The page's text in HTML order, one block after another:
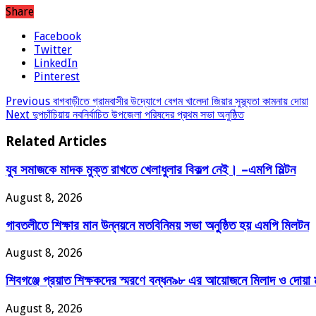
Share
Facebook
Twitter
LinkedIn
Pinterest
Previous বাগবাড়ীতে গ্রামবাসীর উদ্যোগে বেগম খালেদা জিয়ার সুস্থ্যতা কামনায় দোয়া
Next দুপচাঁচিয়ায় নবনির্বাচিত উপজেলা পরিষদের প্রথম সভা অনুষ্ঠিত
Related Articles
যুব সমাজকে মাদক মুক্ত রাখতে খেলাধুলার বিকল্প নেই। –এমপি মিল্টন
August 8, 2026
‎গাবতলীতে শিক্ষার মান উন্নয়নে ‎মতবিনিময় সভা অনুষ্ঠিত হয় ‎এমপি মিলটন
August 8, 2026
শিবগঞ্জে প্রয়াত শিক্ষকদের স্মরণে বন্ধন৯৮ এর আয়োজনে মিলাদ ও দোয়া
August 8, 2026